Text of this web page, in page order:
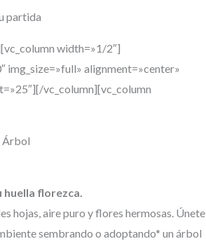
partida
width=»1/2″]
img_size=»full» alignment=»center»
vc_column][vc_column
Árbol
huella florezca.
hojas, aire puro y flores hermosas. Únete
sembrando o adoptando* un árbol